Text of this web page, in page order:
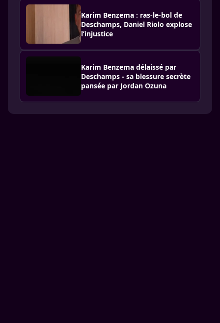
Karim Benzema : ras-le-bol de
Deschamps, Daniel Riolo explose
l’injustice
Karim Benzema délaissé par
Deschamps - sa blessure secrète
pansée par Jordan Ozuna